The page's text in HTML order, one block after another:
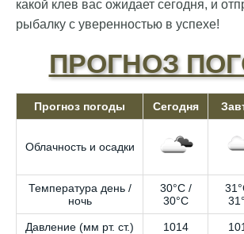
какой клев вас ожидает сегодня, и
рыбалку с уверенностью в успехе!
ПРОГНОЗ
Прогноз погоды Сегодня
Облачность и осадки
Температура день /
ночь
30°C /
30°C
Давление (мм рт. ст.) 1014